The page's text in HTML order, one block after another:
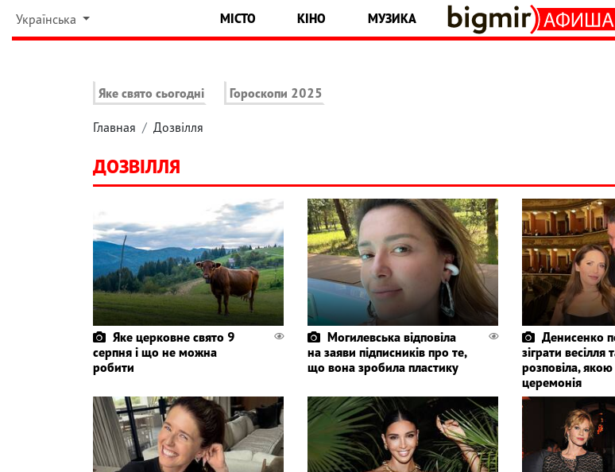
Українська МІСТО КІНО МУЗИКА
Яке свято сьогодні Гороскопи 2025
Главная Дозвілля
ДОЗВІЛЛЯ
Яке церковне свято 9
серпня і що не можна
робити
Могилевська відповіла
на заяви підписників про те,
що вона зробила пластику
Денисенко
зіграти весілля
розповіла,
церемонія